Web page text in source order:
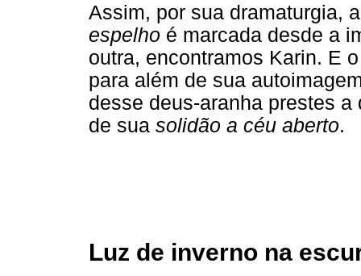
Assim, por sua dramaturgia,
espelho é marcada desde a
outra, encontramos Karin. E
para além de sua
desse deus-aranha prestes
de sua solidão a céu aberto.
Luz de inverno na